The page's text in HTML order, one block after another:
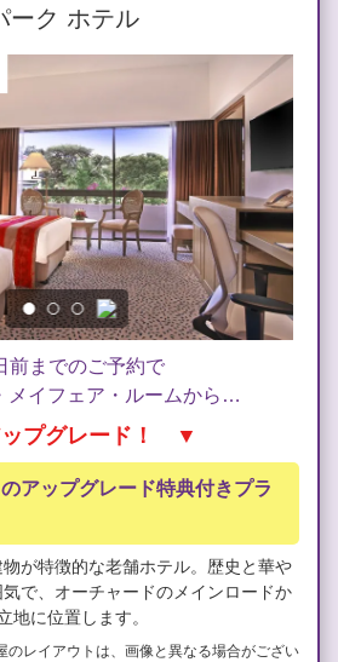
ーク ホテル
前までのご予約で
メイフェア・ルームから…
プグレード！ ▼
アップグレード特典付きプラ
が特徴的な老舗ホテル。歴史と華や
で、オーチャードのメインロードか
地に位置します。
レイアウトは、画像と異なる場合がござい